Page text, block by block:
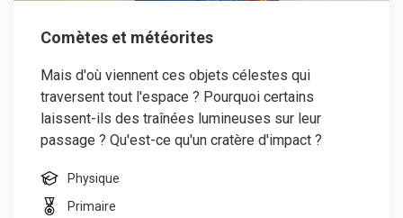
Comètes et météorites
Mais d'où viennent ces objets célestes qui
traversent tout l'espace ? Pourquoi certains
laissent-ils des traînées lumineuses sur leur
passage ? Qu'est-ce qu'un cratère d'impact ?
Physique
Primaire